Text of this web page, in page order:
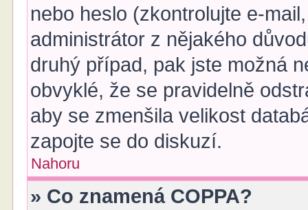
nebo heslo (zkontrolujte e-
administrátor z nějakého
druhý případ, pak jste možná
obvyklé, že se pravidelně
aby se zmenšila velikost
zapojte se do diskuzí.
Nahoru
» Co znamená COPPA?